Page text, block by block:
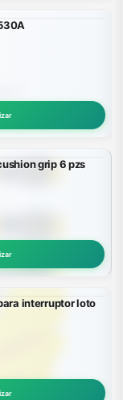
grip 6 pzs
interruptor loto